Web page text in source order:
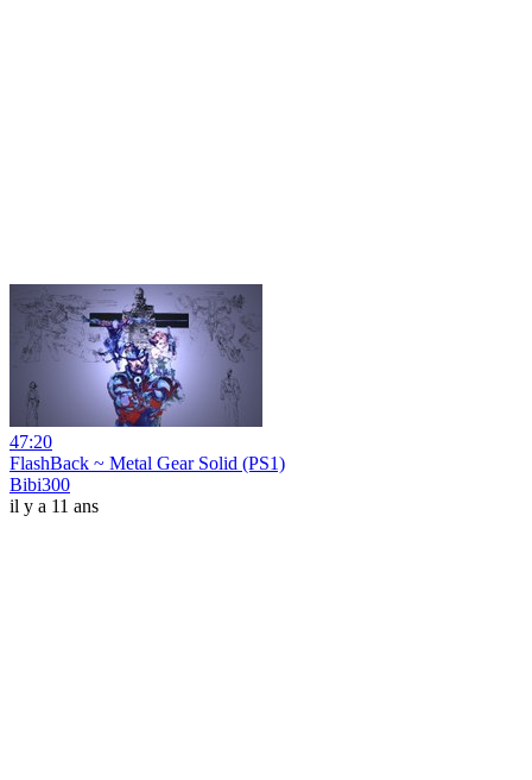
47:20
FlashBack ~ Metal Gear Solid (PS1)
Bibi300
il y a 11 ans